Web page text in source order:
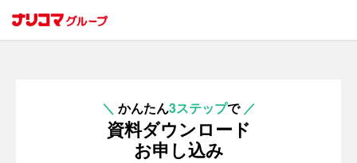
＼ かんたん3ステップで ／
資料ダウンロード
お申し込み